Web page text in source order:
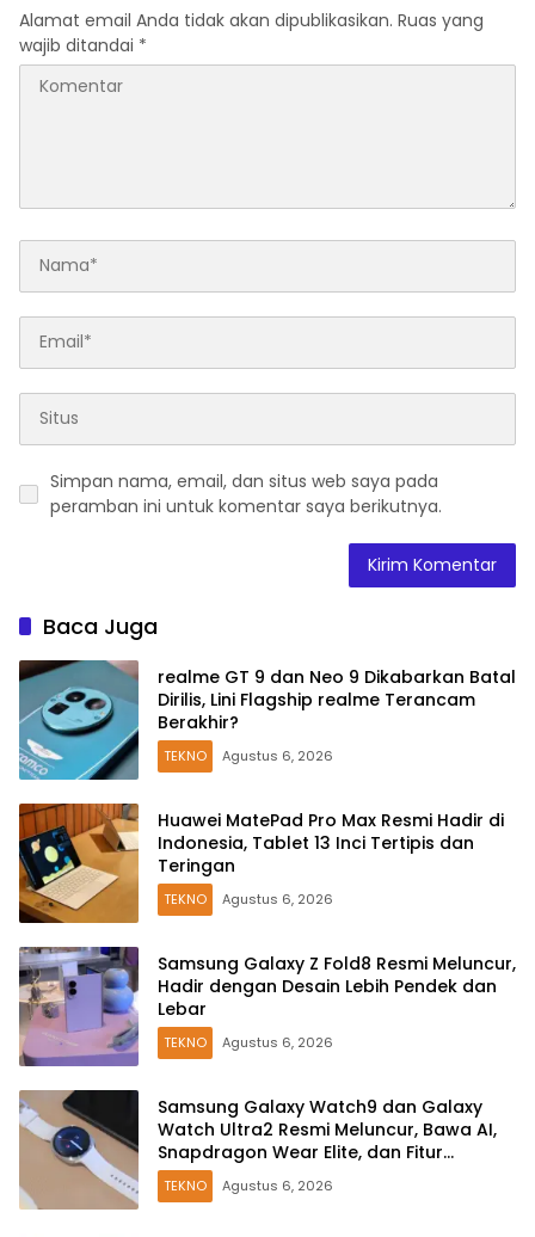
Alamat email Anda tidak akan dipublikasikan. Ruas yang
wajib ditandai *
Simpan nama, email, dan situs web saya pada
peramban ini untuk komentar saya berikutnya.
Baca Juga
realme GT 9 dan Neo 9 Dikabarkan Batal
Dirilis, Lini Flagship realme Terancam
Berakhir?
TEKNO Agustus 6, 2026
Huawei MatePad Pro Max Resmi Hadir di
Indonesia, Tablet 13 Inci Tertipis dan
Teringan
TEKNO Agustus 6, 2026
Samsung Galaxy Z Fold8 Resmi Meluncur,
Hadir dengan Desain Lebih Pendek dan
Lebar
TEKNO Agustus 6, 2026
Samsung Galaxy Watch9 dan Galaxy
Watch Ultra2 Resmi Meluncur, Bawa AI,
Snapdragon Wear Elite, dan Fitur
Kesehatan Baru
TEKNO Agustus 6, 2026